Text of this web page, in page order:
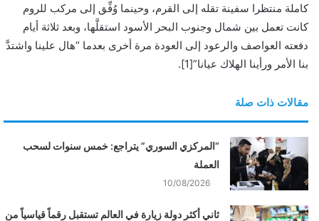
كاملة منتظرا سفينة تقله إلى القرم، وحينما وُفِّق إلى مركب للروم
كانت تعمل بين شمال وجنوب البحر الأسود استقلَّها، وبعد ثلاثة أيام
دفعته العواصف والرعود إلى العودة مرة أخرى بعدما “هال علينا واشتدَّ
بنا الأمر ورأينا الهلاك عيانا”[1].
مقالات ذات صلة
“المركزي السوري” يتراجع: خمس سنوات لسحب
العملة
10/08/2026
ثاني أكثر دولة زيارة في العالم تستقبل رقماً قياسياً من